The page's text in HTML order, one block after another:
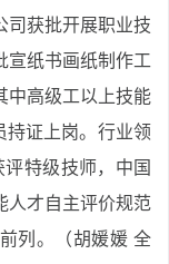
司获批开展职业技
宣纸书画纸制作工
中高级工以上技能
持证上岗。行业领
特级技师，中国
人才自主评价规范
列。（胡媛媛 全